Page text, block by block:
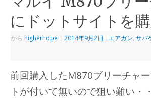
にドットサイトを
から higherhope | 2014年9月2日 |エアガン,サバ
前回購入したM870ブリーチャ
トが付いて無いので狙い難い・